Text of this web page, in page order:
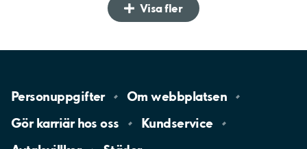
Visa fler
Personuppgifter Omwebbplatsen
Gör karriär hososs
Kundservice